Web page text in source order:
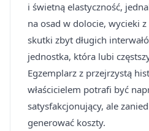
i świetną elastyczność,
na osad w dolocie, wycieki
skutki zbyt długich
jednostka, która lubi
Egzemplarz z przejrzystą
właścicielem potrafi być
satysfakcjonujący, ale
generować koszty.